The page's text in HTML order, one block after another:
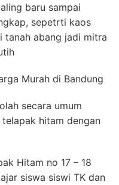
baru sampai
sepetrti kaos
tanah abang jadi mitra
Murah di Bandung
secara umum
hitam dengan
Hitam no 17 – 18
siswa siswi TK dan